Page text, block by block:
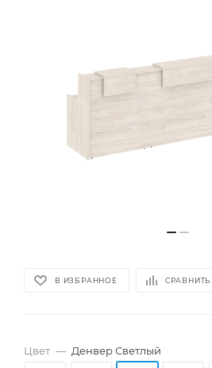
В ИЗБРАННОЕ СРАВНИТЬ
Цвет — Денвер Светлый